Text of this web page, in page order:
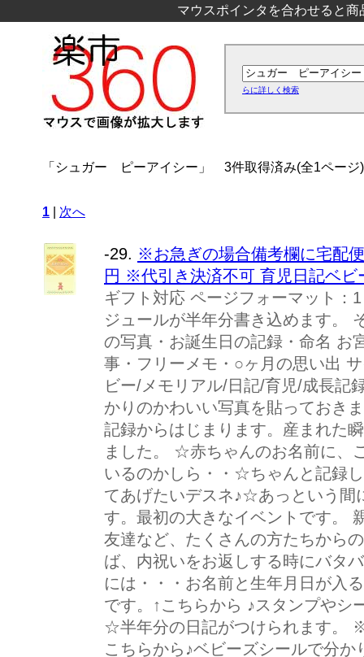
マウスポインタを合わせると
らに詳しく検索
「シュガー ピーアイシー」 3件取得済み(全1ページ)
1 次へ
-29. ※お急ぎの場合備考欄に宅配
円 ※代引き決済不可 育児日記ベビ
ギフト対応 ページフォーマット：
ジュールが半年分書き込めます。
の写真・お誕生日の記録・命名 お
事・フリーメモ・○ヶ月の思い出
ビー/メモリアル/日記/育児/成長
かりのかわいい写真を貼っておき
記録からはじまります。産まれた
ました。 ☆赤ちゃんのお名前に、
いるのかしら・・☆ちゃんと記録
てあげたいデスネ♪☆あっという間
す。最初の大きなイベントです。
友達など、たくさんの方たちから
ば、内祝いをお返しする時にバタ
には・・・お名前と生年月日が入
です。↑こちらから ♪スタンプやシ
☆半年分の日記がつけられます。
こちらから♪ベビーズシールで分